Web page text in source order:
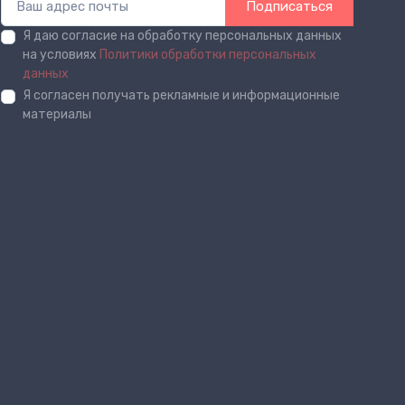
Подписаться
Я даю согласие на обработку персональных данных
на условиях Политики обработки персональных
данных
Я согласен получать рекламные и информационные
материалы